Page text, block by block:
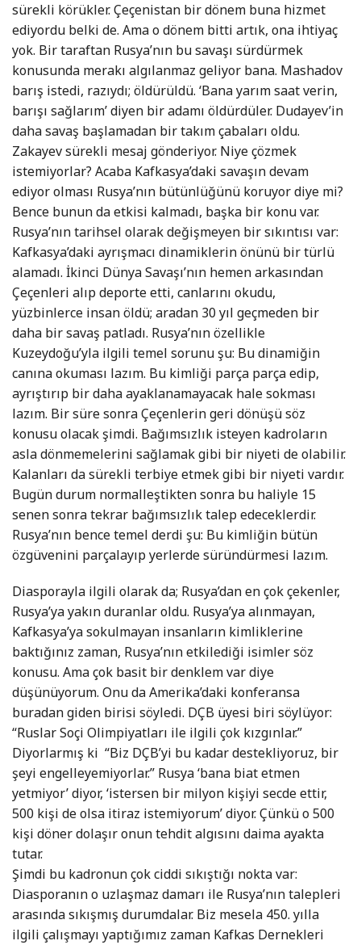
sürekli körükler. Çeçenistan bir dönem buna hizmet
ediyordu belki de. Ama o dönem bitti artık, ona ihtiyaç
yok. Bir taraftan Rusya’nın bu savaşı sürdürmek
konusunda merakı algılanmaz geliyor bana. Mashadov
barış istedi, razıydı; öldürüldü. ‘Bana yarım saat verin,
barışı sağlarım’ diyen bir adamı öldürdüler. Dudayev’in
daha savaş başlamadan bir takım çabaları oldu.
Zakayev sürekli mesaj gönderiyor. Niye çözmek
istemiyorlar? Acaba Kafkasya’daki savaşın devam
ediyor olması Rusya’nın bütünlüğünü koruyor diye mi?
Bence bunun da etkisi kalmadı, başka bir konu var.
Rusya’nın tarihsel olarak değişmeyen bir sıkıntısı var:
Kafkasya’daki ayrışmacı dinamiklerin önünü bir türlü
alamadı. İkinci Dünya Savaşı’nın hemen arkasından
Çeçenleri alıp deporte etti, canlarını okudu,
yüzbinlerce insan öldü; aradan 30 yıl geçmeden bir
daha bir savaş patladı. Rusya’nın özellikle
Kuzeydoğu’yla ilgili temel sorunu şu: Bu dinamiğin
canına okuması lazım. Bu kimliği parça parça edip,
ayrıştırıp bir daha ayaklanamayacak hale sokması
lazım. Bir süre sonra Çeçenlerin geri dönüşü söz
konusu olacak şimdi. Bağımsızlık isteyen kadroların
asla dönmemelerini sağlamak gibi bir niyeti de olabilir.
Kalanları da sürekli terbiye etmek gibi bir niyeti vardır.
Bugün durum normalleştikten sonra bu haliyle 15
senen sonra tekrar bağımsızlık talep edeceklerdir.
Rusya’nın bence temel derdi şu: Bu kimliğin bütün
özgüvenini parçalayıp yerlerde süründürmesi lazım.
Diasporayla ilgili olarak da; Rusya’dan en çok çekenler,
Rusya’ya yakın duranlar oldu. Rusya’ya alınmayan,
Kafkasya’ya sokulmayan insanların kimliklerine
baktığınız zaman, Rusya’nın etkilediği isimler söz
konusu. Ama çok basit bir denklem var diye
düşünüyorum. Onu da Amerika’daki konferansa
buradan giden birisi söyledi. DÇB üyesi biri söylüyor:
“Ruslar Soçi Olimpiyatları ile ilgili çok kızgınlar.”
Diyorlarmış ki “Biz DÇB’yi bu kadar destekliyoruz, bir
şeyi engelleyemiyorlar.” Rusya ‘bana biat etmen
yetmiyor’ diyor, ‘istersen bir milyon kişiyi secde ettir,
500 kişi de olsa itiraz istemiyorum’ diyor. Çünkü o 500
kişi döner dolaşır onun tehdit algısını daima ayakta
tutar.
Şimdi bu kadronun çok ciddi sıkıştığı nokta var:
Diasporanın o uzlaşmaz damarı ile Rusya’nın talepleri
arasında sıkışmış durumdalar. Biz mesela 450. yılla
ilgili çalışmayı yaptığımız zaman Kafkas Dernekleri